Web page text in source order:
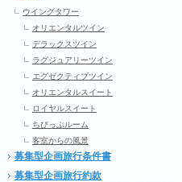
ウイングタワー
オリエンタルツイン
デラックスツイン
ラグジュアリーツイン
エグゼクティブツイン
オリエンタルスイート
ロイヤルスイート
ちびっぷルーム
客室からの風景
募集型企画旅行条件書
募集型企画旅行約款